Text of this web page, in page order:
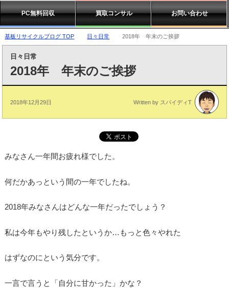
基板リサイクルブログ TOP 日々日常 2018年 年末のご挨拶
日々日常
2018年 年末のご挨拶
2018年12月29日 Written by スパイディT
みなさん一年間お疲れ様でした。
何だかあっという間の一年でしたね。
2018年みなさんはどんな一年だったでしょう？
私は今年もやり残したというか…もっと色々やれた
はずなのにという気分です。
一言で言うと「自分に甘かった」かな？
PC無料回収 買取コンサル お問い合わせ